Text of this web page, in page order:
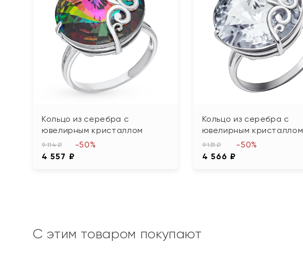
Кольцо из серебра с
ювелирным кристаллом
9 114 ₽
4 557 ₽
-50%
Кольцо из серебра с
ювелирным кристаллом
9 131 ₽
4 566 ₽
-50%
С этим товаром покупают